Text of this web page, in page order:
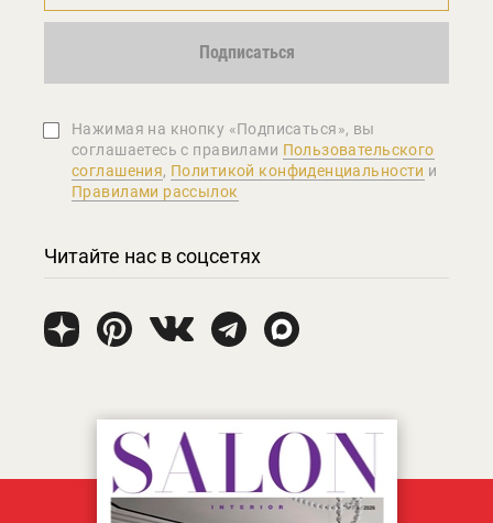
Подписаться
Нажимая на кнопку «Подписаться», вы
соглашаетеcь с правилами Пользовательского
соглашения, Политикой конфиденциальности и
Правилами рассылок
Читайте нас в соцсетях